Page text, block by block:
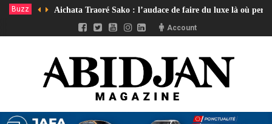
Buzz Aichata Traoré Sako : l’audace de faire du luxe là où
Account